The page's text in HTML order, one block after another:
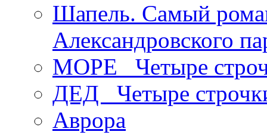
Шапель. Самый
Александровского
МОРЕ _Четыре
ДЕД _Четыре
Аврора